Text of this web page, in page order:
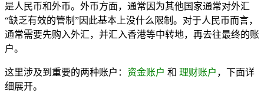
是人民币和外币。外币方面，通常因为其他国家通常对外汇
“缺乏有效的管制”因此基本上没什么限制。对于人民币而言，
通常需要先购入外汇，并汇入香港等中转地，再去往最终的账
户。
这里涉及到重要的两种账户： 资金账户 和 理财账户 ，下面详
细展开。